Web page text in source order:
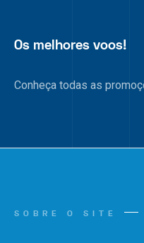
Os melhores voos!
Conheça todas as
SOBRE O SITE